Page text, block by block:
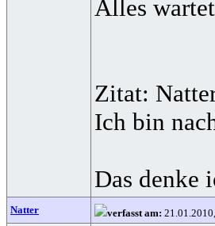
Alles
Zitat:
Ich bin
Das denke
Natter verfasst am: